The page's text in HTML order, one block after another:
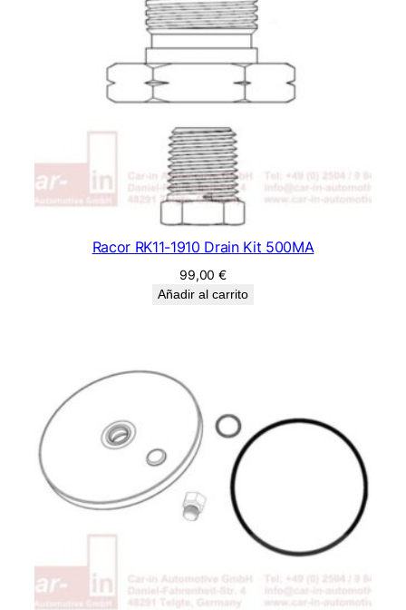
Racor RK11-1910 Drain Kit 500MA
99,00€
Añadir al carrito